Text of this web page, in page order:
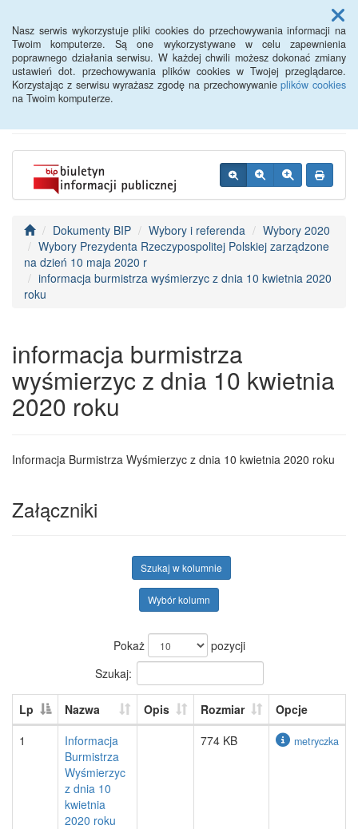
Nasz serwis wykorzystuje pliki cookies do przechowywania informacji na
Twoim komputerze. Są one wykorzystywane w celu zapewnienia
poprawnego działania serwisu. W każdej chwili możesz dokonać zmiany
ustawień dot. przechowywania plików cookies w Twojej przeglądarce.
Korzystając z serwisu wyrażasz zgodę na przechowywanieplików cookies
na Twoim komputerze.
Menu
BIP - Urząd Miejski
Wyśmierzyce
Dokumenty BIP Wybory i referenda
Wybory 2020
Wybory Prezydenta Rzeczypospolitej Polskiej zarządzone
na dzień 10 maja 2020 r
informacja burmistrza wyśmierzyc z dnia 10 kwietnia 2020
roku
informacja burmistrza
wyśmierzyc z dnia 10 kwietnia
2020 roku
Informacja Burmistrza Wyśmierzyc z dnia 10 kwietnia 2020 roku
Załączniki
Szukaj w kolumnie
Wybór kolumn
Pokaż
pozycji
Szukaj:
Lp Nazwa Opis Rozmiar
Opcje
1
Informacja
Burmistrza
Wyśmierzyc
z dnia 10
kwietnia
2020 roku
774 KB metryczka